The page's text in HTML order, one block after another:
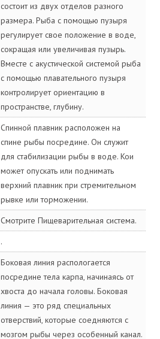
состоит из двух отделов разного
размера. Рыба с помощью пузыря
регулирует свое положение в воде,
сокращая или увеличивая пузырь.
Вместе с акустической системой рыба
с помощью плавательного пузыря
контролирует ориентацию в
пространстве, глубину.
Спинной плавник расположен на
спине рыбы посредине. Он служит
для стабилизации рыбы в воде. Кои
может опускать или поднимать
верхний плавник при стремительном
рывке или торможении.
Смотрите Пищеварительная система.
.
Боковая линия распологается
посредине тела карпа, начинаясь от
хвоста до начала головы. Боковая
линия — это ряд специальных
отверствий, которые соедняются с
мозгом рыбы через особенный канал.